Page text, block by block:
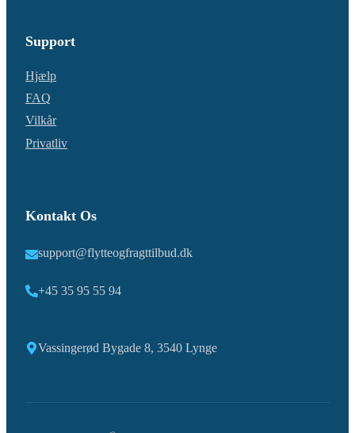
Support
Hjælp
FAQ
Vilkår
Privatliv
Kontakt Os
support@flytteogfragttilbud.dk
+45 35 95 55 94
Vassingerød Bygade 8, 3540 Lynge